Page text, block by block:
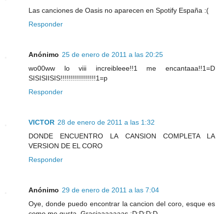
Las canciones de Oasis no aparecen en Spotify España :(
Responder
Anónimo 25 de enero de 2011 a las 20:25
wo00ww lo viii increibleee!!1 me encantaaa!!1=D
SISISIISIS!!!!!!!!!!!!!!!!!!1=p
Responder
VICTOR 28 de enero de 2011 a las 1:32
DONDE ENCUENTRO LA CANSION COMPLETA LA
VERSION DE EL CORO
Responder
Anónimo 29 de enero de 2011 a las 7:04
Oye, donde puedo encontrar la cancion del coro, esque es